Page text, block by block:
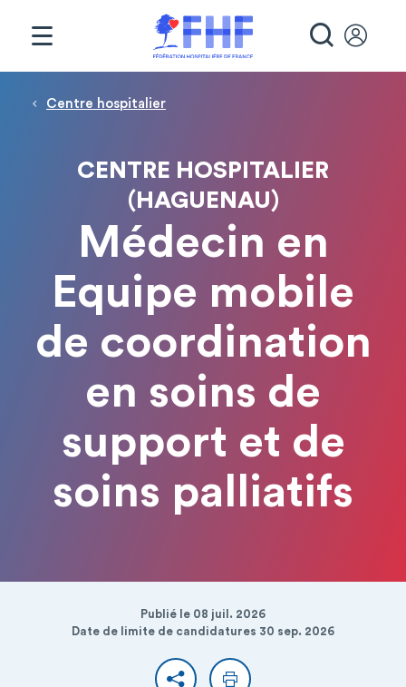
Fil d'Ariane
Centre hospitalier
CENTRE HOSPITALIER
(HAGUENAU)
Médecin en
Equipe mobile
de coordination
en soins de
support et de
soins palliatifs
Publié le 08 juil. 2026
Date de limite de candidatures 30 sep. 2026
Panneau de gestion des cookies